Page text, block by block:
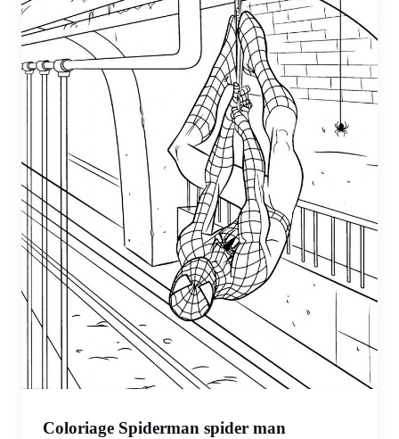
Coloriage Spiderman spider man